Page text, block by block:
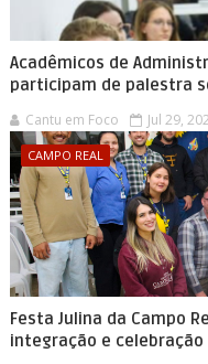
Acadêmicos de
participam de palestra
Cantu em Foco Jul 29,
CAMPO REAL
Festa Julina da Campo
integração e